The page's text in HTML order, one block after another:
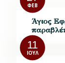
ΦΕΒ
Άγιος
11
ΙΟΎΛ